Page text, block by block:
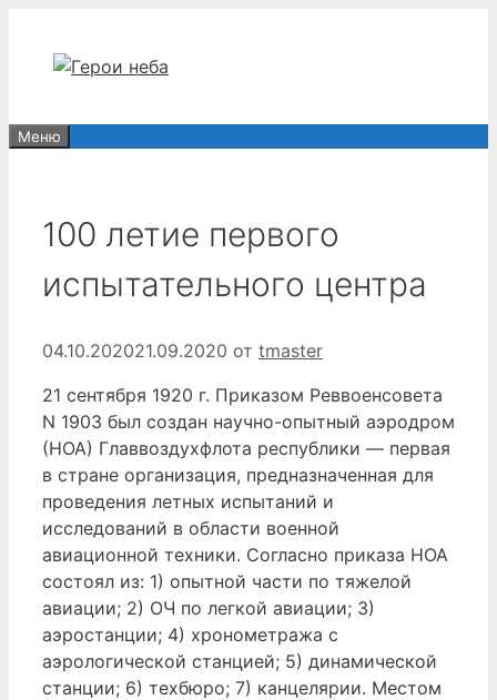
содержимому
Меню
100 летие первого
испытательного центра
04.10.202021.09.2020 от tmaster
21 сентября 1920 г. Приказом Реввоенсовета
N 1903 был создан научно-опытный аэродром
(НОА) Главвоздухфлота республики — первая
в стране организация, предназначенная для
проведения летных испытаний и
исследований в области военной
авиационной техники. Согласно приказа НОА
состоял из: 1) опытной части по тяжелой
авиации; 2) ОЧ по легкой авиации; 3)
аэростанции; 4) хронометража с
аэрологической станцией; 5) динамической
станции; 6) техбюро; 7) канцелярии. Местом